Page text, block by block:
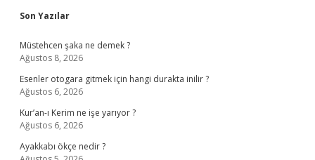
Sidebar
Son Yazılar
Müstehcen şaka ne demek ?
Ağustos 8, 2026
Esenler otogara gitmek için hangi durakta inilir ?
Ağustos 6, 2026
Kur’an-ı Kerim ne işe yarıyor ?
Ağustos 6, 2026
Ayakkabı ökçe nedir ?